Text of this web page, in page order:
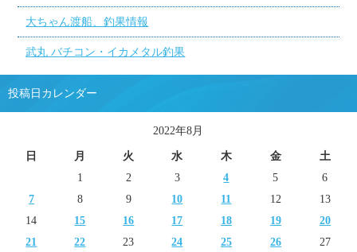
大ちゃん渡船、釣果情報
武丸 バチコン・イカメタル釣果
投稿日カレンダー
2022年8月
日 月 火 水 木 金
土
1
2 3 4 5
6
7
8 9 10 11 12
13
14
15 16 17 18 19
20
21
22 23 24 25 26 27